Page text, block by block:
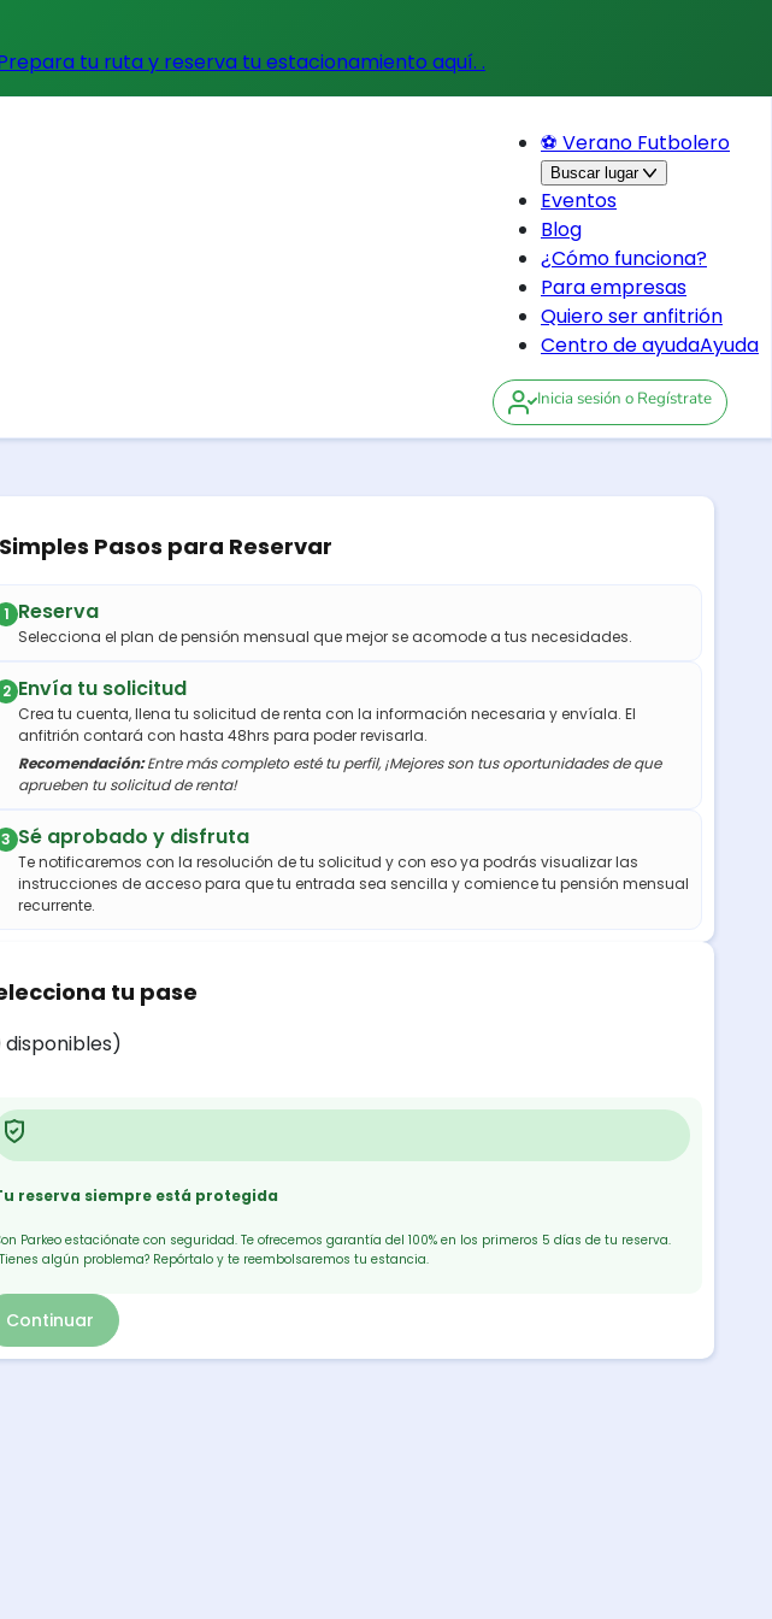
tu ruta y reserva tu estacionamiento aquí. .
⚽ Verano Futbolero
Buscar lugar
Eventos
Blog
¿Cómo funciona?
Para empresas
Quiero ser anfitrión
Centro de ayudaAyuda
Inicia sesión o Regístrate
Pasos para Reservar
1 Reserva
Selecciona el plan de pensión mensual que mejor se acomode a tus necesidades.
2 Envía tu solicitud
Crea tu cuenta, llena tu solicitud de renta con la información necesaria y envíala. El
anfitrión contará con hasta 48hrs para poder revisarla.
Recomendación:Entre más completo esté tu perfil, ¡Mejores son tus oportunidades de que
aprueben tu solicitud de renta!
3 Sé aprobado y disfruta
Te notificaremos con la resolución de tu solicitud y con eso ya podrás visualizar las
instrucciones de acceso para que tu entrada sea sencilla y comience tu pensión mensual
recurrente.
tu pase
disponibles)
reserva siempre está protegida
Parkeo estaciónate con seguridad. Te ofrecemos garantía del 100% en los primeros 5 días de tu reserva.
algún problema? Repórtalo y te reembolsaremos tu estancia.
Continuar